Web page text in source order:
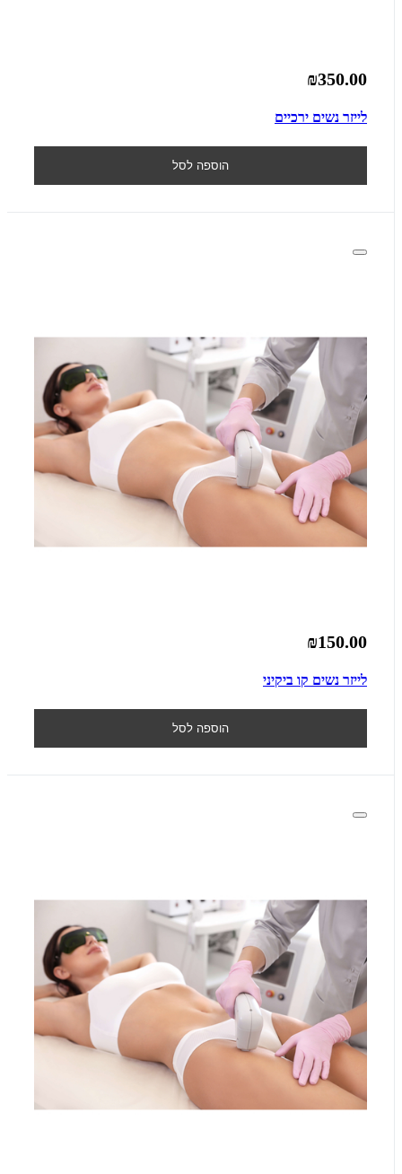
₪350.00
לייזר נשים ירכיים
הוספה לסל
₪150.00
לייזר נשים קו ביקיני
הוספה לסל